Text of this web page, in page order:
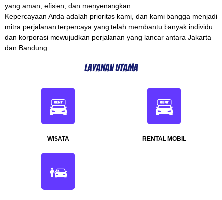
yang aman, efisien, dan menyenangkan.
Kepercayaan Anda adalah prioritas kami, dan kami bangga menjadi
mitra perjalanan terpercaya yang telah membantu banyak individu
dan korporasi mewujudkan perjalanan yang lancar antara Jakarta
dan Bandung.
Layanan Utama
WISATA RENTAL MOBIL